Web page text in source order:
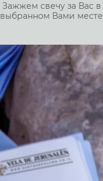
Зажжем свечу за Вас в
выбранном Вами месте